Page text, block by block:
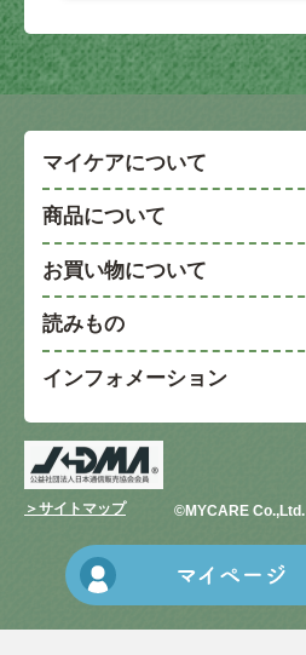
マイケアについて
商品について
お買い物について
読みもの
インフォメーション
＞サイトマップ ©︎MYCARE Co.,Ltd.